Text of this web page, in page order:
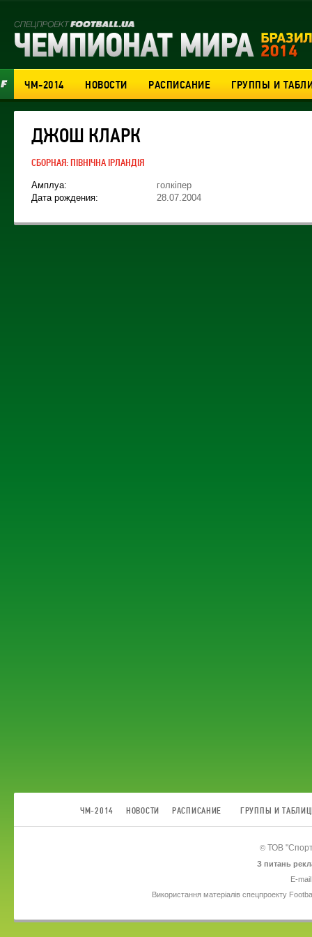
ЧМ-2014 НОВОСТИ РАСПИСАНИЕ ГРУППЫ И
ДЖОШ КЛАРК
СБОРНАЯ:ПІВНІЧНА ІРЛАНДІЯ
Амплуа:
голкіпер
Дата рождения:
28.07.2004
ЧМ-2014 НОВОСТИ РАСПИСАНИЕ ГРУППЫ И
© ТОВ
З питань
E-
Використання матеріалів спецпроекту